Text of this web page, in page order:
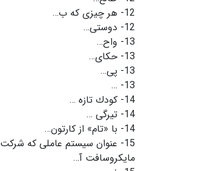
12- هر چیزی كه ب…
12- دوستی…
13- واح…
13- حكای…
13- پی…
13-
…
14- كودك تازه …
14- تیرگی …
14- با «تام» از كارتون…
15- عنوان سیستم عاملی كه شركت
مایكروسافت آ…